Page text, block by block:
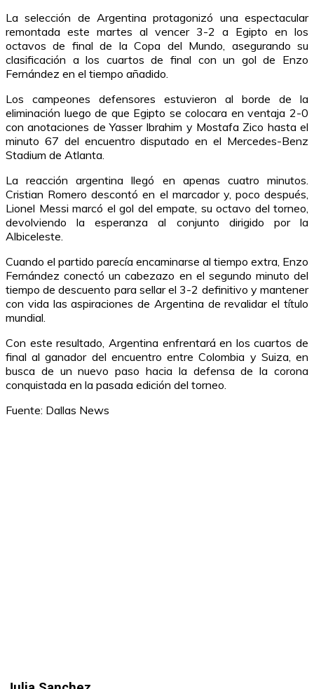
La selección de Argentina protagonizó una espectacular
remontada este martes al vencer 3-2 a Egipto en los
octavos de final de la Copa del Mundo, asegurando su
clasificación a los cuartos de final con un gol de Enzo
Fernández en el tiempo añadido.
Los campeones defensores estuvieron al borde de la
eliminación luego de que Egipto se colocara en ventaja 2-0
con anotaciones de Yasser Ibrahim y Mostafa Zico hasta el
minuto 67 del encuentro disputado en el Mercedes-Benz
Stadium de Atlanta.
La reacción argentina llegó en apenas cuatro minutos.
Cristian Romero descontó en el marcador y, poco después,
Lionel Messi marcó el gol del empate, su octavo del torneo,
devolviendo la esperanza al conjunto dirigido por la
Albiceleste.
Cuando el partido parecía encaminarse al tiempo extra, Enzo
Fernández conectó un cabezazo en el segundo minuto del
tiempo de descuento para sellar el 3-2 definitivo y mantener
con vida las aspiraciones de Argentina de revalidar el título
mundial.
Con este resultado, Argentina enfrentará en los cuartos de
final al ganador del encuentro entre Colombia y Suiza, en
busca de un nuevo paso hacia la defensa de la corona
conquistada en la pasada edición del torneo.
Fuente: Dallas News